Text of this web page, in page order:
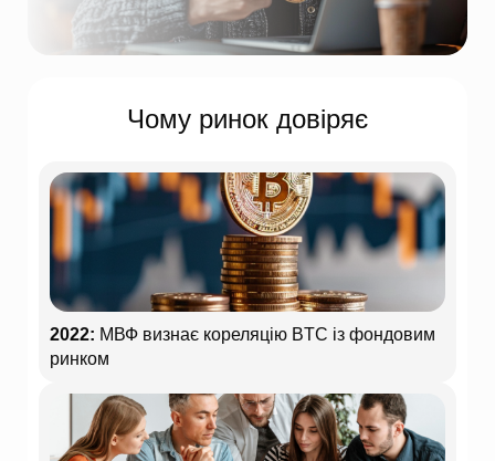
Чому ринок довіряє
2022: МВФ визнає кореляцію BTC із фондовим
ринком